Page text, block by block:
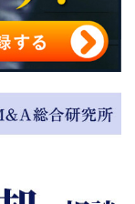
すべきか